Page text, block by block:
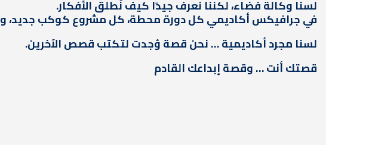
لسنا وكالة فضاء، لكننا نعرف جيدًا كيف نُطلق الأفكار.
في جرافيكس أكاديمي كل دورة محطة، كل مشروع كوكب جديد،
لسنا مجرد أكاديمية … نحن قصة وُجدت لتكتب قصص الآخرين.
قصتك أنت … وقصة إبداعك القادم